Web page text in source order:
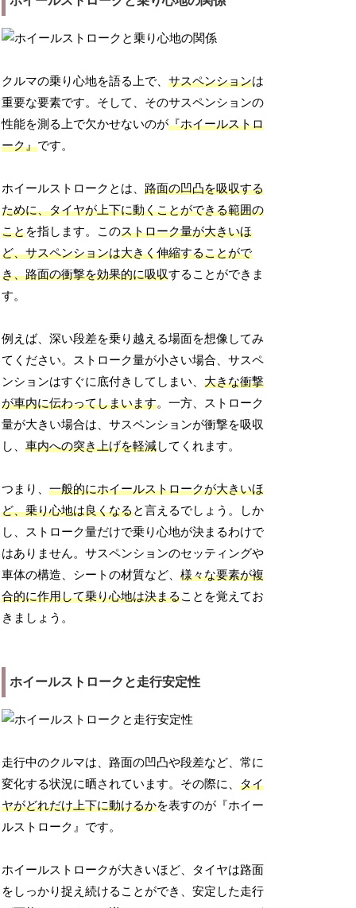
クルマの乗り心地を語る上で、サスペンションは
重要な要素です。そして、そのサスペンションの
性能を測る上で欠かせないのが『ホイールストロ
ーク』です。
ホイールストロークとは、路面の凹凸を吸収する
ために、タイヤが上下に動くことができる範囲の
ことを指します。このストローク量が大きいほ
ど、サスペンションは大きく伸縮することがで
き、路面の衝撃を効果的に吸収することができま
す。
例えば、深い段差を乗り越える場面を想像してみ
てください。ストローク量が小さい場合、サスペ
ンションはすぐに底付きしてしまい、大きな衝撃
が車内に伝わってしまいます。一方、ストローク
量が大きい場合は、サスペンションが衝撃を吸収
し、車内への突き上げを軽減してくれます。
つまり、一般的にホイールストロークが大きいほ
ど、乗り心地は良くなると言えるでしょう。しか
し、ストローク量だけで乗り心地が決まるわけで
はありません。サスペンションのセッティングや
車体の構造、シートの材質など、様々な要素が複
合的に作用して乗り心地は決まることを覚えてお
きましょう。
ホイールストロークと走行安定性
走行中のクルマは、路面の凹凸や段差など、常に
変化する状況に晒されています。その際に、タイ
ヤがどれだけ上下に動けるかを表すのが『ホイー
ルストローク』です。
ホイールストロークが大きいほど、タイヤは路面
をしっかり捉え続けることができ、安定した走行